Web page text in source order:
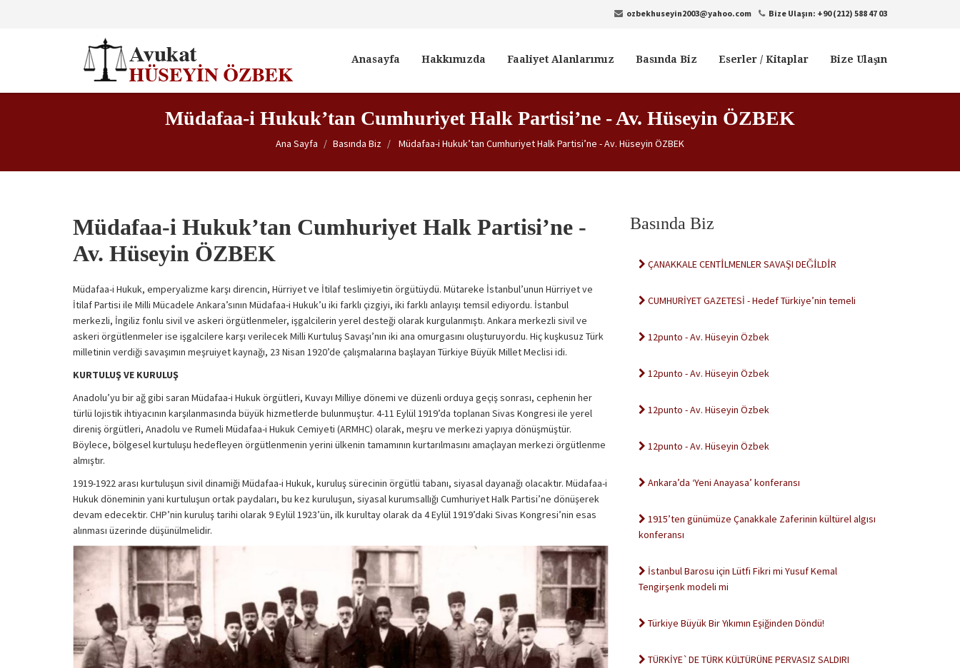
ozbekhuseyin2003@yahoo.com Bize Ulaşın: +90 (212) 588 47 03
Anasayfa Hakkımızda Faaliyet Alanlarımız Basında Biz Eserler / Kitaplar Bize Ulaşın
Müdafaa-i Hukuk’tan Cumhuriyet Halk Partisi’ne - Av. Hüseyin ÖZBEK
Ana Sayfa Basında Biz Müdafaa-i Hukuk’tan Cumhuriyet Halk Partisi’ne - Av. Hüseyin ÖZBEK
Müdafaa-i Hukuk’tan Cumhuriyet Halk Partisi’ne -
Av. Hüseyin ÖZBEK
Müdafaa-i Hukuk, emperyalizme karşı direncin, Hürriyet ve İtilaf teslimiyetin örgütüydü. Mütareke İstanbul’unun Hürriyet ve
İtilaf Partisi ile Milli Mücadele Ankara’sının Müdafaa-i Hukuk’u iki farklı çizgiyi, iki farklı anlayışı temsil ediyordu. İstanbul
merkezli, İngiliz fonlu sivil ve askeri örgütlenmeler, işgalcilerin yerel desteği olarak kurgulanmıştı. Ankara merkezli sivil ve
askeri örgütlenmeler ise işgalcilere karşı verilecek Milli Kurtuluş Savaşı’nın iki ana omurgasını oluşturuyordu. Hiç kuşkusuz Türk
milletinin verdiği savaşımın meşruiyet kaynağı, 23 Nisan 1920’de çalışmalarına başlayan Türkiye Büyük Millet Meclisi idi.
KURTULUŞ VE KURULUŞ
Anadolu’yu bir ağ gibi saran Müdafaa-i Hukuk örgütleri, Kuvayı Milliye dönemi ve düzenli orduya geçiş sonrası, cephenin her
türlü lojistik ihtiyacının karşılanmasında büyük hizmetlerde bulunmuştur. 4-11 Eylül 1919’da toplanan Sivas Kongresi ile yerel
direniş örgütleri, Anadolu ve Rumeli Müdafaa-i Hukuk Cemiyeti (ARMHC) olarak, meşru ve merkezi yapıya dönüşmüştür.
Böylece, bölgesel kurtuluşu hedefleyen örgütlenmenin yerini ülkenin tamamının kurtarılmasını amaçlayan merkezi örgütlenme
almıştır.
1919-1922 arası kurtuluşun sivil dinamiği Müdafaa-i Hukuk, kuruluş sürecinin örgütlü tabanı, siyasal dayanağı olacaktır. Müdafaa-i
Hukuk döneminin yani kurtuluşun ortak paydaları, bu kez kuruluşun, siyasal kurumsallığı Cumhuriyet Halk Partisi’ne dönüşerek
devam edecektir. CHP’nin kuruluş tarihi olarak 9 Eylül 1923’ün, ilk kurultay olarak da 4 Eylül 1919’daki Sivas Kongresi’nin esas
alınması üzerinde düşünülmelidir.
Basında Biz
ÇANAKKALE CENTİLMENLER SAVAŞI DEĞİLDİR
CUMHURİYET GAZETESİ - Hedef Türkiye’nin temeli
12punto - Av. Hüseyin Özbek
12punto - Av. Hüseyin Özbek
12punto - Av. Hüseyin Özbek
12punto - Av. Hüseyin Özbek
Ankara’da ‘Yeni Anayasa’ konferansı
1915’ten günümüze Çanakkale Zaferinin kültürel algısı
konferansı
İstanbul Barosu için Lütfi Fikri mi Yusuf Kemal
Tengirşenk modeli mi
Türkiye Büyük Bir Yıkımın Eşiğinden Döndü!
TÜRKİYE`DE TÜRK KÜLTÜRÜNE PERVASIZ SALDIRI